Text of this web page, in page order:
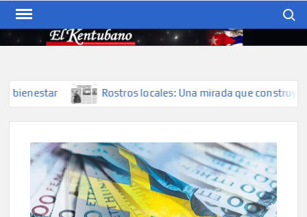
Skip
content
hispana de Kentucky
Rostros locales: Una mirada que construye